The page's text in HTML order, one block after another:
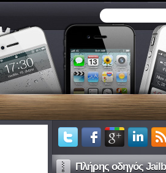
Πλήρης οδηγός